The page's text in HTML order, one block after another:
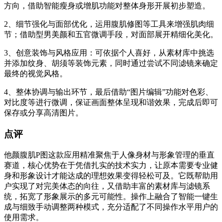
方向，借助智能瘦身或增肌功能对整体身形开展初步塑造。
2、细节强化与面部优化，运用腹肌修图等工具来增强肌肉细
节；借助型男美颜和五官微调手段，对面部展开精细化美化。
3、创意装饰与风格应用：可依据个人喜好，从素材库中挑选
并添加纹身、胡须等装饰元素，同时通过尝试不同滤镜来确定
最终的视觉风格。
4、整体协调与输出环节，最后借助“图片编辑”功能对色彩、
对比度等进行微调，保证画面整体呈现和谐效果，完成后即可
保存或分享高清图片。
点评
他颜腹肌P图这款应用精准聚焦于人像身材与形象管理的垂直
赛道，核心优势在于凭借扎实的技术实力，让原本需要专业健
身和形象设计才能达成的理想效果变得轻松可及。它既帮助用
户实现了对完美体态的向往，又借助丰富的素材库与滤镜系
统，拓宽了形象展示的多元可能性。操作上融合了智能一键生
成与细致手动调整两种模式，充分适配了不同操作水平用户的
使用需求。